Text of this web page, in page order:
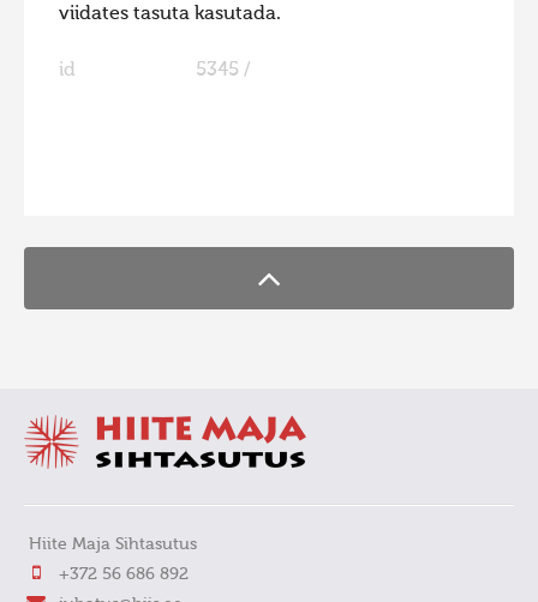
viidates tasuta kasutada.
id 5345 /
Hiite Maja Sihtasutus
+372 56 686 892